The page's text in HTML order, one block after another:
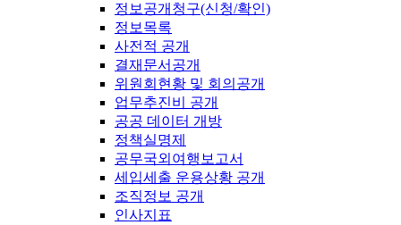
정보공개청구(신청/확인)
정보목록
사전적 공개
결재문서공개
위원회현황 및 회의공개
업무추진비 공개
공공 데이터 개방
정책실명제
공무국외여행보고서
세입세출 운용상황 공개
조직정보 공개
인사지표